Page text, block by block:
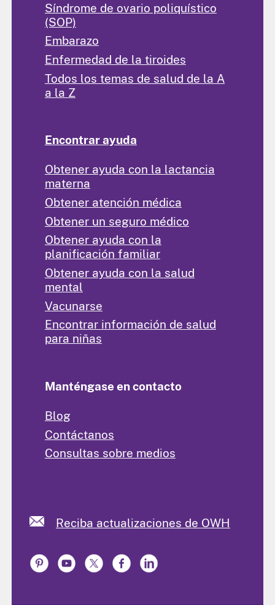
Síndrome de ovario poliquístico
(SOP)
Embarazo
Enfermedad de la tiroides
Todos los temas de salud de la A
a la Z
Encontrar ayuda
Obtener ayuda con la lactancia
materna
Obtener atención médica
Obtener un seguro médico
Obtener ayuda con la
planificación familiar
Obtener ayuda con la salud
mental
Vacunarse
Encontrar información de salud
para niñas
Manténgase en contacto
Blog
Contáctanos
Consultas sobre medios
Reciba actualizaciones de OWH